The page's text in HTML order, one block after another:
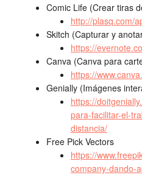
Comic Life (Crear tiras
http://plasq.com/
Skitch (Capturar y
https://
Canva (Canva para
https://
Genially (Imágenes
https://
para-facilitar-el-
distancia/
Free Pick Vectors
https://
company-dando-